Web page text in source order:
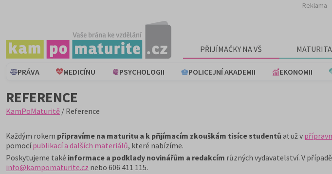
Reklama
PŘIJÍMAČKY NA VŠ MATURITA
PRÁVA MEDICÍNU PSYCHOLOGII POLICEJNÍ AKADEMII EKONOMII
REFERENCE
KamPoMaturitě / Reference
Každým rokem připravíme na maturitu a k přijímacím zkouškám tisíce studentů ať už v
pomocípublikací a dalších materiálů, které nabízíme.
Poskytujeme také informace a podklady novinářům a redakcím různých vydavatelství. V
info@kampomaturite.cz nebo 606 411 115.